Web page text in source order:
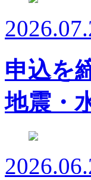
申込を
地震・